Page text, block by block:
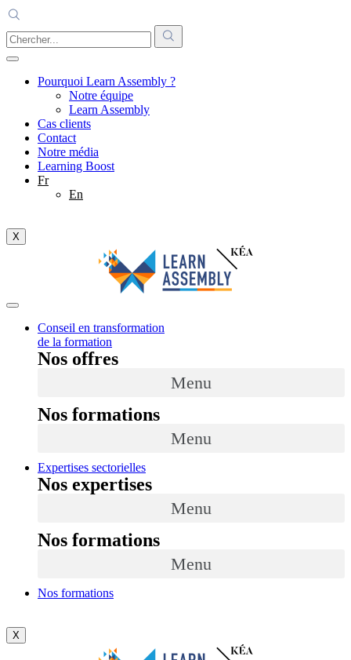
Pourquoi Learn Assembly ?
Notre équipe
Learn Assembly
Cas clients
Contact
Notre média
Learning Boost
Fr
En
X
Conseil en transformation
de la formation
Nos offres
Menu
Nos formations
Menu
Expertises sectorielles
Nos expertises
Menu
Nos formations
Menu
Nos formations
X